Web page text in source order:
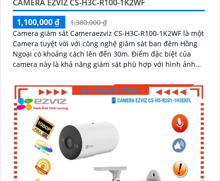
CAMERA EZVIZ CS-H3C-R100-1K2WF
1,100,000 ₫
1,380,000 ₫
Camera giám sát Cameraezviz CS-H3C-R100-1K2WF là một
Camera tuyệt vời với công nghệ giám sát ban đêm Hồng
Ngoại có khoảng cách lên đến 30m. Điểm đặc biệt của
camera này là khả năng giám sát phù hợp với hình ảnh